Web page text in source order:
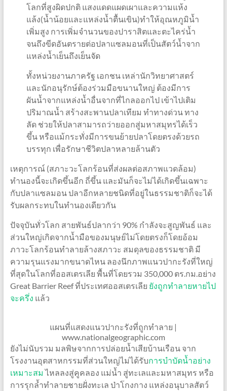
โลกที่สูงผิดปกติ แสงแดดแผดเผาและความแห้ง
แล้ง(น้ำน้อยและแหล่งน้ำตื้นเขิน)ทำให้อุณหภูมิน้ำ
เพิ่มสูง การเพิ่มจำนวนของปาราสิตและตะไคร่น้ำ
จนถึงขีดอันตรายต่อปลาแซลมอนที่เป็นสัตว์น้ำจาก
แหล่งน้ำเย็นถึงเย็นจัด
ทั้งหน่วยงานภาครัฐ เอกชน เหล่านักวิทยาศาสตร์
และนักอนุรักษ์ต้องร่วมมือขนานใหญ่ ต้องมีการ
ผันน้ำจากแหล่งน้ำอื่นจากที่ไกลออกไป เข้าไปเติม
ปริมาณน้ำ สร้างสะพานปลาเทียม ทำทางด่วน ทาง
ลัด ช่วยให้ปลาสามารถว่ายออกสู่มหาสมุทรได้เร็ว
ขึ้น หรือแม้กระทั่งมีการขนย้ายปลาโดยตรงด้วยรถ
บรรทุก เพื่อรักษาชีวิตปลาหลายล้านตัว
เหตุการณ์ (สภาะวะโลกร้อนที่ส่งผลต่อสภาพแวดล้อม)
ทำนองนี้จะเกิดขึ้นอีก ถี่ขึ้น และมันก็จะไม่ได้เกิดขึ้นเฉพาะ
กับปลาแซลมอน ปลาอีกหลายชนิดที่อยู่ในธรรมชาติก็จะได้
รับผลกระทบในทำนองเดียวกัน
ปัจจุบันทั่วโลก สายพันธ์ปลากว่า 90% กำลังจะสูญพันธ์ และ
ส่วนใหญ่เกิดจากน้ำมือของมนุษย์ไม่โดยตรงก็โดยอ้อม
ภาวะโลกร้อนทำลายล้างสภาวะ สมดุลของธรรมชาติ มี
ความรุนแรงมากขนาดไหน ลองนึกภาพแนวปากะรังที่ใหญ่
ที่สุดในโลกที่ออสเตรเลีย พื้นที่โดยรวม 350,000 ตร.กม.อย่าง
Great Barrier Reef ที่ประเทศออสเตรเลีย ยังถูกทำลายหายไป
จะครึ่ง แล้ว
แผนที่แสดงแนวปากะรังที่ถูกทำลาย |
www.nationalgeographic.com
ยังไม่นับรวม มลพิษจากการปล่อยน้ำเสียบ้านเรือน จาก
โรงงานอุตสาหกรรมที่ส่วนใหญ่ไม่ได้รับการบำบัดน้ำอย่าง
เหมาะสม ไหลลงสู่คูคลอง แม่น้ำ สู่ทะเลและมหาสมุทร หรือ
การรุกล้ำทำลายชายฝั่งทะเล ป่าโกงกาง แหล่งอนุบาลสัตว์